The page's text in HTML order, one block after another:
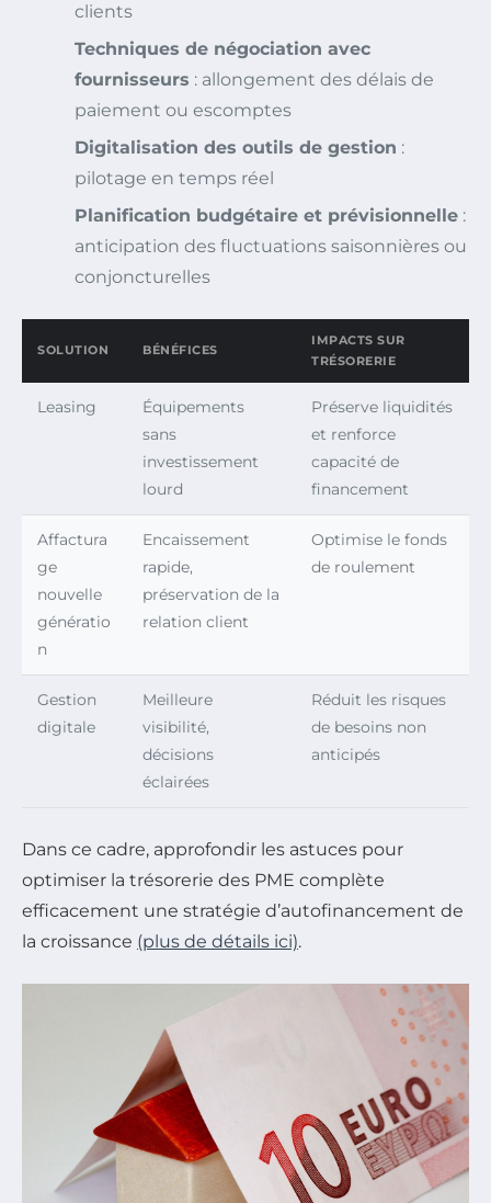
clients
Techniques de négociation avec
fournisseurs : allongement des délais de
paiement ou escomptes
Digitalisation des outils de gestion :
pilotage en temps réel
Planification budgétaire et prévisionnelle :
anticipation des fluctuations saisonnières ou
conjoncturelles
SOLUTION BÉNÉFICES
IMPACTS SUR
TRÉSORERIE
Leasing
Équipements
sans
investissement
lourd
Préserve liquidités
et renforce
capacité de
financement
Affactura
ge
nouvelle
génératio
n
Encaissement
rapide,
préservation de la
relation client
Optimise le fonds
de roulement
Gestion
digitale
Meilleure
visibilité,
décisions
éclairées
Réduit les risques
de besoins non
anticipés
Dans ce cadre, approfondir les astuces pour
optimiser la trésorerie des PME complète
efficacement une stratégie d’autofinancement de
la croissance (plus de détails ici).